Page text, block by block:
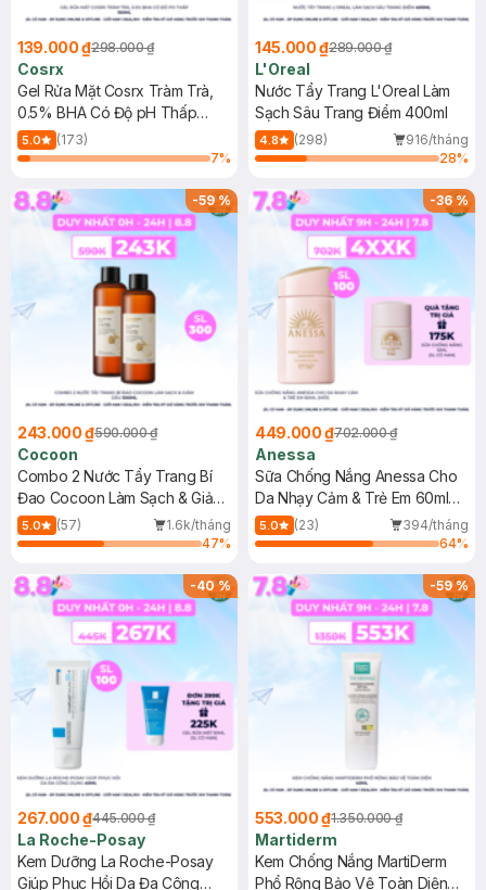
139.000 ₫298.000 ₫
Cosrx
Gel Rửa Mặt Cosrx Tràm Trà,
0.5% BHA Có Độ pH Thấp
150ml
5.0
(173)
7%
145.000 ₫289.000 ₫
L'Oreal
Nước Tẩy Trang L'Oreal Làm
Sạch Sâu Trang Điểm 400ml
4.8 (298)
916/tháng
28%
-59%
243.000 ₫590.000 ₫
Cocoon
Combo 2 Nước Tẩy Trang Bí
Đao Cocoon Làm Sạch & Giảm
Dầu 500ml
5.0 (57)
1.6k/tháng
47%
-36%
449.000 ₫702.000 ₫
Anessa
Sữa Chống Nắng Anessa Cho
Da Nhạy Cảm & Trẻ Em 60ml
(Mới)
5.0 (23)
394/tháng
64%
-40%
267.000 ₫445.000 ₫
La Roche-Posay
Kem Dưỡng La Roche-Posay
Giúp Phục Hồi Da Đa Công
-59%
553.000 ₫1.350.000 ₫
Martiderm
Kem Chống Nắng MartiDerm
Phổ Rộng Bảo Vệ Toàn Diện